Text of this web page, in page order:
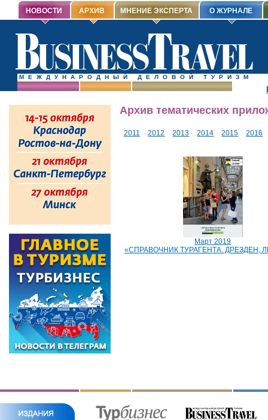
МЕЖДУНАРОДНЫЙ ДЕЛОВОЙ ТУРИЗМ
НОВОСТИ АРХИВ МНЕНИЕ ЭКСПЕРТА О ЖУРНАЛЕ
Архив тематических
2011 2012 2013 2014 2015 2016
Март 2019
«СПРАВОЧНИК ТУРАГЕНТА. ДРЕЗДЕН,